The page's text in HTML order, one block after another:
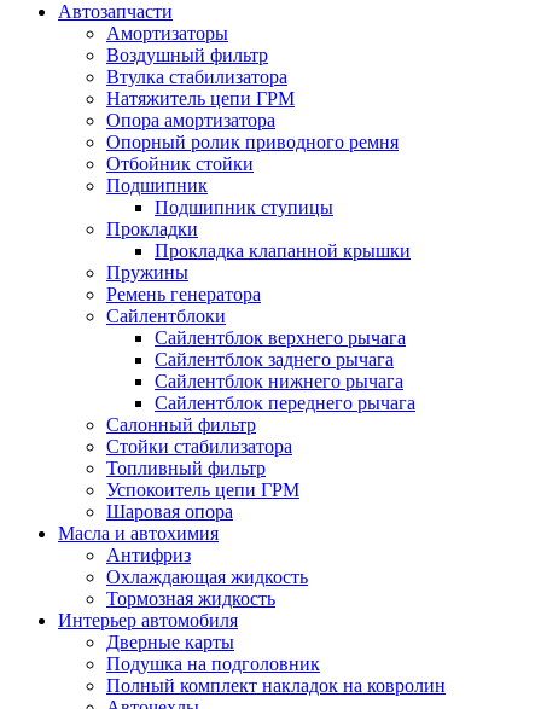
Автозапчасти
Амортизаторы
Воздушный фильтр
Втулка стабилизатора
Натяжитель цепи ГРМ
Опора амортизатора
Опорный ролик приводного ремня
Отбойник стойки
Подшипник
Подшипник ступицы
Прокладки
Прокладка клапанной крышки
Пружины
Ремень генератора
Сайлентблоки
Сайлентблок верхнего рычага
Сайлентблок заднего рычага
Сайлентблок нижнего рычага
Сайлентблок переднего рычага
Салонный фильтр
Стойки стабилизатора
Топливный фильтр
Успокоитель цепи ГРМ
Шаровая опора
Масла и автохимия
Антифриз
Охлаждающая жидкость
Тормозная жидкость
Интерьер автомобиля
Дверные карты
Подушка на подголовник
Полный комплект накладок на ковролин